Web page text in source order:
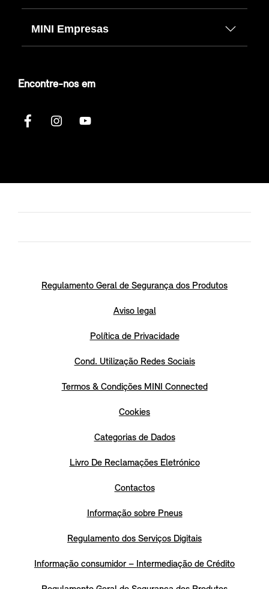
MINI Empresas
Encontre-nos em
Regulamento Geral de Segurança dos Produtos
Aviso legal
Política de Privacidade
Cond. Utilização Redes Sociais
Termos & Condições MINI Connected
Cookies
Categorias de Dados
Livro De Reclamações Eletrónico
Contactos
Informação sobre Pneus
Regulamento dos Serviços Digitais
Informação consumidor – Intermediação de Crédito